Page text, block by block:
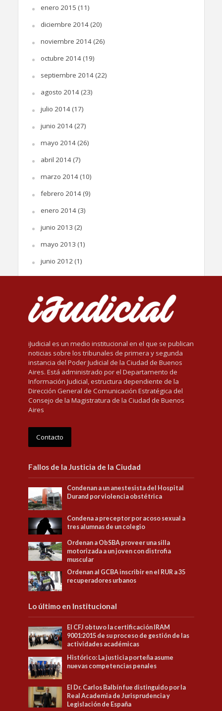
enero 2015 (11)
diciembre 2014(20)
noviembre 2014(26)
octubre 2014(19)
septiembre 2014(22)
agosto 2014(23)
julio 2014(17)
junio 2014(27)
mayo 2014(26)
abril 2014(7)
marzo 2014(10)
febrero 2014(9)
enero 2014(3)
junio 2013 (2)
mayo 2013 (1)
junio 2012(1)
iJudicial es un medio institucional en el que se publican
noticias sobre los tribunales de primera y segunda
instancia del Poder Judicial de la Ciudad de Buenos
Aires. Está administrado por el Departamento de
Información Judicial, estructura dependiente de la
Dirección General de Comunicación Estratégica del
Consejo de la Magistratura de la Ciudad de Buenos
Aires
Contacto
Fallos de la Justicia de la Ciudad
Condenan a un anestesista del Hospital
Durand por violencia obstétrica
Condena a preceptor por acoso sexual a
tres alumnas de un colegio
Ordenan a ObSBA proveer una silla
motorizada a un joven con distrofia
muscular
Ordenan al GCBA inscribir en el RUR a 35
recuperadores urbanos
Lo último en Institucional
El CFJ obtuvo la certificación IRAM
9001:2015 de su proceso de gestión de las
actividades académicas
Histórico: La justicia porteña asume
nuevas competencias penales
El Dr. Carlos Balbín fue distinguido por la
Real Academia de Jurisprudencia y
Legislación de España